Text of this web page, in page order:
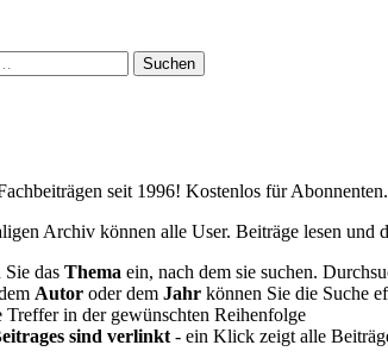
seit 1996! Kostenlos für Abonnenten.
Archiv können alle User. Beiträge lesen
das Thema ein, nach dem sie suchen.
Autor oder dem Jahr können Sie die Suche
Treffer in der gewünschten Reihenfolge
sind verlinkt - ein Klick zeigt alle